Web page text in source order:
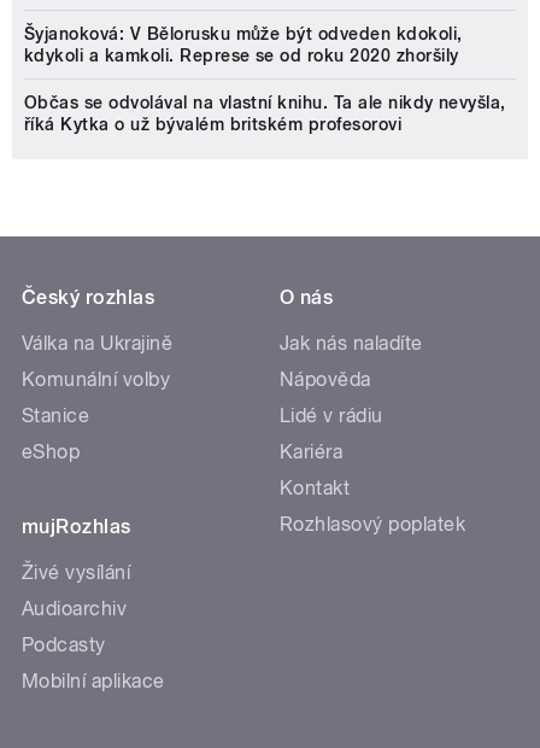
Šyjanoková: V Bělorusku může být odveden kdokoli,
kdykoli a kamkoli. Represe se od roku 2020 zhoršily
Občas se odvolával na vlastní knihu. Ta ale nikdy nevyšla,
říká Kytka o už bývalém britském profesorovi
Český rozhlas
Válka na Ukrajině
Komunální volby
Stanice
eShop
mujRozhlas
Živé vysílání
Audioarchiv
Podcasty
Mobilní aplikace
O nás
Jak nás naladíte
Nápověda
Lidé v rádiu
Kariéra
Kontakt
Rozhlasový poplatek